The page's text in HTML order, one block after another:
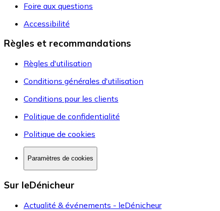
Foire aux questions
Accessibilité
Règles et recommandations
Règles d'utilisation
Conditions générales d'utilisation
Conditions pour les clients
Politique de confidentialité
Politique de cookies
Paramètres de cookies
Sur leDénicheur
Actualité & événements - leDénicheur